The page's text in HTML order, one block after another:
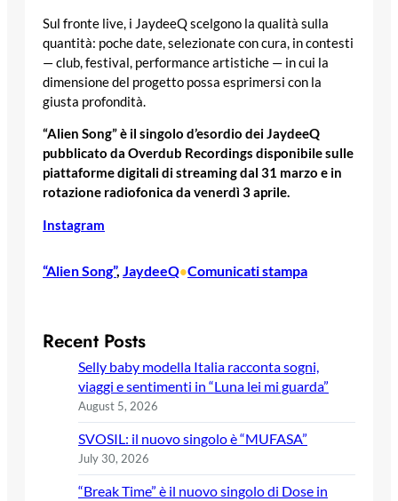
Sul fronte live, i JaydeeQ scelgono la qualità sulla
quantità: poche date, selezionate con cura, in contesti
— club, festival, performance artistiche — in cui la
dimensione del progetto possa esprimersi con la
giusta profondità.
“Alien Song” è il singolo d’esordio dei JaydeeQ
pubblicato da Overdub Recordings disponibile sulle
piattaforme digitali di streaming dal 31 marzo e in
rotazione radiofonica da venerdì 3 aprile.
Instagram
“Alien Song”, JaydeeQ•Comunicati stampa
Recent Posts
Selly baby modella Italia racconta sogni,
viaggi e sentimenti in “Luna lei mi guarda”
August 5, 2026
SVOSIL: il nuovo singolo è “MUFASA”
July 30, 2026
“Break Time” è il nuovo singolo di Dose in